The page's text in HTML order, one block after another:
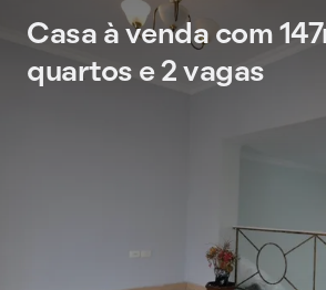
Casa à venda com
quartos e 2 vagas